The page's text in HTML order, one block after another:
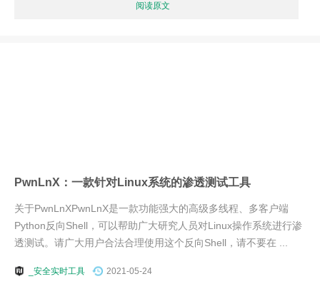
阅读原文
PwnLnX：一款针对Linux系统的渗透测试工具
关于PwnLnXPwnLnX是一款功能强大的高级多线程、多客户端
Python反向Shell，可以帮助广大研究人员对Linux操作系统进行渗
透测试。请广大用户合法合理使用这个反向Shell，请不要在 ...
_安全实时工具 2021-05-24